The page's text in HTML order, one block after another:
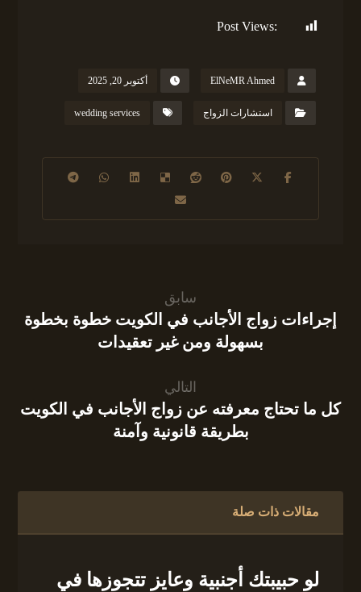
Post Views:
ElNeMR Ahmed أكتوبر 20, 2025
استشارات الزواج wedding services
سابق
إجراءات زواج الأجانب في الكويت خطوة بخطوة
بسهولة ومن غير تعقيدات
التالي
كل ما تحتاج معرفته عن زواج الأجانب في الكويت
بطريقة قانونية وآمنة
مقالات ذات صلة
لو حبيبتك أجنبية وعايز تتجوزها في